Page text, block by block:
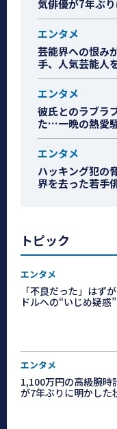
気俳優が7年ぶ
エンタメ
芸能界への恨み
手、人気芸能人
エンタメ
彼氏とのラブラ
た…一晩の熱愛
エンタメ
ハッキング犯の
界を去った若手
トピック
エンタメ
「不良だった」はず
ドルへの“いじめ疑
エンタメ
1,100万円の高級腕
が7年ぶりに明かした